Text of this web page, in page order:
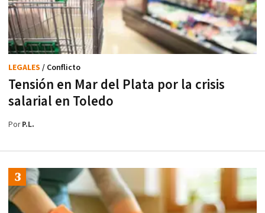
Tensión en Mar del Plata por la crisis
salarial en Toledo
LEGALES / Conflicto
PorP.L.